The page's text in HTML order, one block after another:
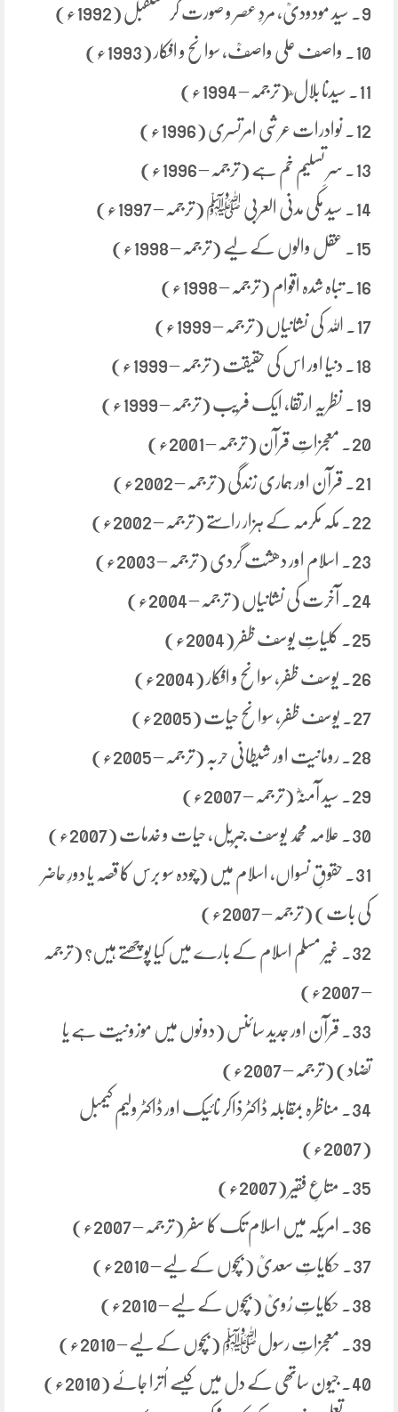
9. سید مودودیؒ، مردِ عصر و صورت گر مستقبل (1992ء)
10. واصف علی واصفؒ، سوانح و افکار (1993ء)
11. سیدنا بلال ؓ (ترجمہ – 1994ء)
12. نوادرات عرشی امرتسری (1996ء)
13. سرِ تسلیم خم ہے (ترجمہ – 1996ء)
14. سید مکی مدنی العربی ﷺ (ترجمہ – 1997ء)
15. عقل والوں کے لیے (ترجمہ – 1998ء)
16. تباہ شدہ اقوام (ترجمہ – 1998ء)
17. اللہ کی نشانیاں (ترجمہ – 1999ء)
18. دنیا اور اس کی حقیقت (ترجمہ – 1999ء)
19. نظریہ ارتقا، ایک فریب (ترجمہ – 1999ء)
20. معجزاتِ قرآن (ترجمہ – 2001ء)
21. قرآن اور ہماری زندگی (ترجمہ – 2002ء)
22. مکہ مکرمہ کے ہزار راستے (ترجمہ – 2002ء)
23. اسلام اور دھشت گردی (ترجمہ – 2003ء)
24. آخرت کی نشانیاں (ترجمہ – 2004ء)
25. کلیاتِ یوسف ظفر (2004ء)
26. یوسف ظفر، سوانح و افکار (2004ء)
27. یوسف ظفر، سوانح حیات (2005ء)
28. رومانیت اور شیطانی حربہ (ترجمہ – 2005ء)
29. سید آمنہؓ (ترجمہ – 2007ء)
30. علامہ محمد یوسف جبریل، حیات و خدمات (2007ء)
31. حقوقِ نسواں، اسلام میں (چودہ سو برس کا قصہ یا دورِ حاضر
کی بات) (ترجمہ – 2007ء)
32. غیر مسلم اسلام کے بارے میں کیا پوچھتے ہیں؟ (ترجمہ
– 2007ء)
33. قرآن اور جدید سائنس (دونوں میں موزونیت ہے یا
تضاد) (ترجمہ – 2007ء)
34. مناظرہ بمقابلہ ڈاکٹر ذاکر نائیک اور ڈاکٹر ولیم کیمبل
(2007ء)
35. متاعِ فقیر (2007ء)
36. امریکہ میں اسلام تک کا سفر (ترجمہ – 2007ء)
37. حکایاتِ سعدیؒ (بچوں کے لیے – 2010ء)
38. حکایاتِ رُویؒ (بچوں کے لیے – 2010ء)
39. معجزاتِ رسولﷺ (بچوں کے لیے – 2010ء)
40. جیون ساتھی کے دل میں کیسے اُترا جائے (2010ء)